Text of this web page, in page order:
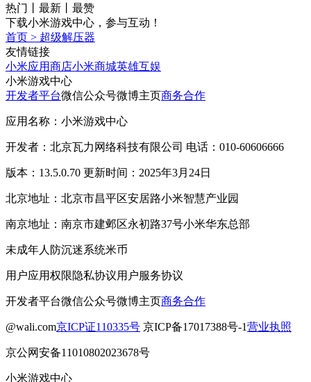
热门
最新
最赞
下载小米游戏中心，参与互动！
首页 > 超级解压器
友情链接
小米应用商店小米商城英雄互娱
小米游戏中心
开发者平台微信公众号微博主页商务合作
应用名称：小米游戏中心
开发者：北京瓦力网络科技有限公司 电话：010-60606666
版本：13.5.0.70 更新时间：2025年3月24日
北京地址：北京市昌平区安居路小米智慧产业园
南京地址：南京市建邺区永初路37号小米华东总部
未成年人防沉迷系统米币
用户应用权限隐私协议用户服务协议
开发者平台微信公众号微博主页商务合作
@wali.com京ICP证110335号 京ICP备17017388号-1营业执照
京公网安备11010802023678号
小米游戏中心